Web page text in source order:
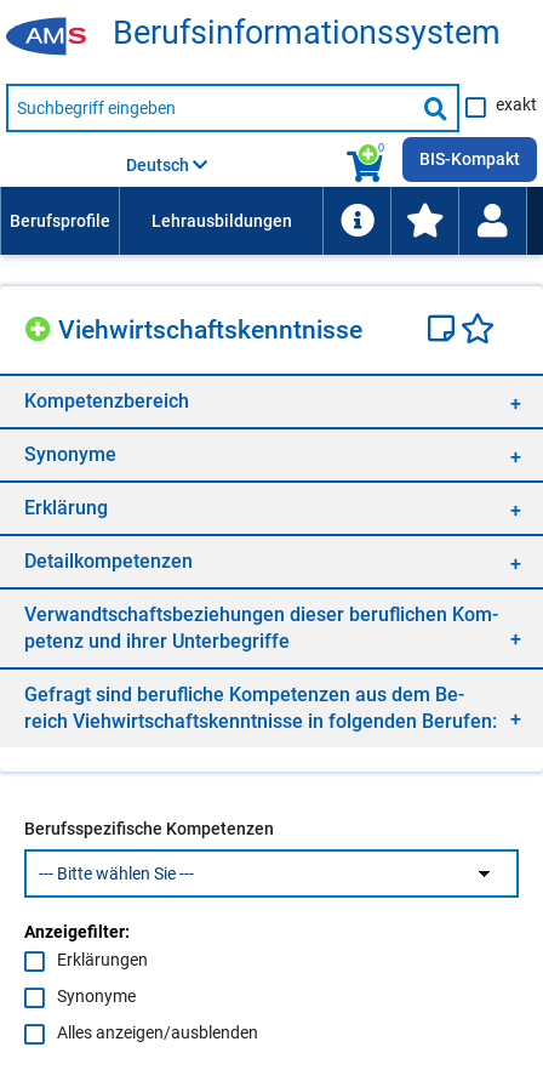
Be­rufs­in­for­ma­ti­ons­sys­tem
Suche
nach
Suche
starten
exakt
0
Deutsch BIS-Kompakt
Vieh­wirt­schafts­kennt­nis­se
Kom­pe­tenz­be­reich
Syn­ony­me
Er­klä­rung
De­tail­kom­pe­ten­zen
Ver­wandt­schafts­be­zie­hun­gen die­ser be­ruf­li­chen Kom­
pe­tenz und ih­rer Un­ter­be­grif­fe
Ge­fragt sind be­ruf­li­che Kom­pe­ten­zen aus dem Be­
reich Vieh­wirt­schafts­kennt­nis­se in fol­gen­den Be­ru­fen:
Berufsspezifische Kompetenzen
Anzeigefilter:
Erklärungen
Synonyme
Alles anzeigen/ausblenden